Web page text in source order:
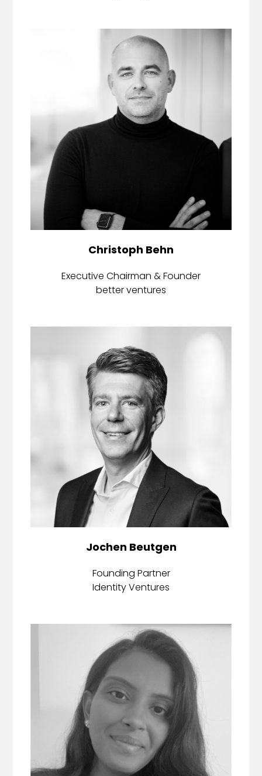
Christoph Behn
Executive Chairman & Founder
better ventures
Jochen Beutgen
Founding Partner
Identity Ventures